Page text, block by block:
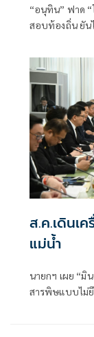
“อนุทิน” ฟาด “
สอบท้องถิ่น ยัน
ส.ค.เดินเ
แม่นํ้า
นายกฯ เผย “มิน อ่อง หล่าย” พร้
สารพิษแบบไม่